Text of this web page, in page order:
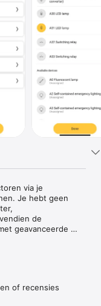
via je
Je hebt geen
de
geavanceerde
hebben.
met Bluetooth®.
of recensies